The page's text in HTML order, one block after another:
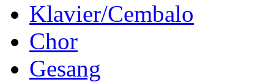
Klavier/Cembalo
Chor
Gesang